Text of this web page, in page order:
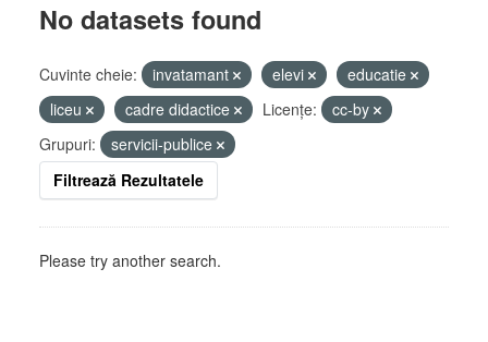
No datasets found
Cuvinte cheie: invatamant elevi
educatie
liceu
cadre didactice Licenţe:
cc-by
Grupuri:
servicii-publice
Filtrează Rezultatele
Please try another search.